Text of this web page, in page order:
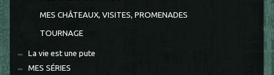
MES CHÂTEAUX, VISITES, PROMENADES
TOURNAGE
La vie est une pute
MES SÉRIES